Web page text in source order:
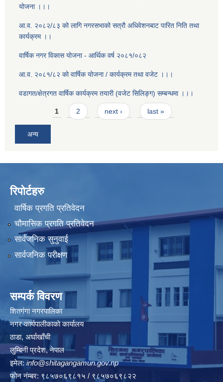
योजना ।।।
आ.व. २०८२/८३ को लागि नगरसभाको सत्रौ अधिवेशनबाट पारित निति तथा
कार्यक्रम ।।
वार्षिक नगर विकास योजना - आर्थिक वर्ष २०८१/०८२
आ.व. २०८१/८२ को वार्षिक योजना / कार्यक्रम तथा वजेट ।।।
वडागत/क्षेत्रगत वार्षिक कार्यक्रम तयारी (वजेट सिलिङ्ग) सम्बन्धमा ।।।
Pages1 2 next › last »
अन्य
रिपोर्टहरु
वार्षिक प्रगति प्रतिवेदन
चौमासिक प्रगति प्रतिवेदन
सार्वजनिक सुनुवाई
सार्वजनिक परीक्षण
सम्पर्क विवरण
शितगंगा नगरपालिका
नगर कार्यपालीकाकाे कार्यालय
ठाडा, अर्घाखाँची
लुम्बिनी प्रदेश, नेपाल
इमेल: info@shitagangamun.gov.np
फोन नंम्बर: ९८५७०६९८१५ / ९८५७०६९८२२